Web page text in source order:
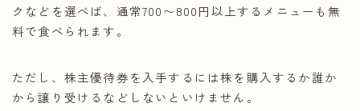
クなどを選べば、通常700〜800円以上するメニューも無
料で食べられます。
ただし、株主優待券を入手するには株を購入するか誰か
から譲り受けるなどしないといけません。